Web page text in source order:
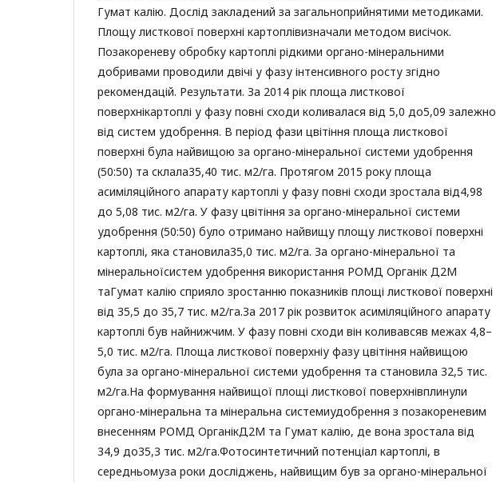
Гумат калію. Дослід закладений за загальноприйнятими методиками.
Площу листкової поверхні картоплівизначали методом висічок.
Позакореневу обробку картоплі рідкими органо-мінеральними
добривами проводили двічі у фазу інтенсивного росту згідно
рекомендацій. Результати. За 2014 рік площа листкової
поверхнікартоплі у фазу повні сходи коливалася від 5,0 до5,09 залежно
від систем удобрення. В період фази цвітіння площа листкової
поверхні була найвищою за органо-мінеральної системи удобрення
(50:50) та склала35,40 тис. м2/га. Протягом 2015 року площа
асиміляційного апарату картоплі у фазу повні сходи зростала від4,98
до 5,08 тис. м2/га. У фазу цвітіння за органо-мінеральної системи
удобрення (50:50) було отримано найвищу площу листкової поверхні
картоплі, яка становила35,0 тис. м2/га. За органо-мінеральної та
мінеральноїсистем удобрення використання РОМД Органік Д2М
таГумат калію сприяло зростанню показників площі листкової поверхні
від 35,5 до 35,7 тис. м2/га.За 2017 рік розвиток асиміляційного апарату
картоплі був найнижчим. У фазу повні сходи він коливавсяв межах 4,8–
5,0 тис. м2/га. Площа листкової поверхніу фазу цвітіння найвищою
була за органо-мінеральної системи удобрення та становила 32,5 тис.
м2/га.На формування найвищої площі листкової поверхнівплинули
органо-мінеральна та мінеральна системиудобрення з позакореневим
внесенням РОМД ОрганікД2М та Гумат калію, де вона зростала від
34,9 до35,3 тис. м2/га.Фотосинтетичний потенціал картоплі, в
середньомуза роки досліджень, найвищим був за органо-мінеральної